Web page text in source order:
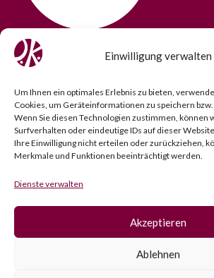
Einwilligung verwalten
Um Ihnen ein optimales Erlebnis zu bieten,
Cookies, um Geräteinformationen zu speichern
Wenn Sie diesen Technologien zustimmen, können
Surfverhalten oder eindeutige IDs auf dieser
Ihre Einwilligung nicht erteilen oder zurückziehen,
Merkmale und Funktionen beeinträchtigt werden.
Dienste verwalten
Akzeptieren
Ablehnen
Impressum­ |­Datenschutz­ |­Cookie